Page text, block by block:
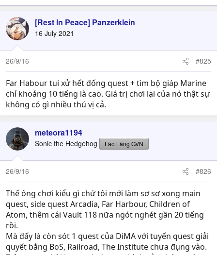
[Rest In Peace] Panzerklein
16 July 2021
26/9/16 #825
Far Habour tui xử hết đống quest + tìm bộ giáp Marine
chỉ khoảng 10 tiếng là cao. Giá trị chơi lại của nó thật sự
không có gì nhiều thú vị cả.
meteora1194
Sonic the Hedgehog Lão Làng GVN
26/9/16 #826
Thế ông chơi kiểu gì chứ tôi mới làm sơ sơ xong main
quest, side quest Arcadia, Far Harbour, Children of
Atom, thêm cái Vault 118 nữa ngót nghét gần 20 tiếng
rồi.
Mà đấy là còn sót 1 quest của DiMA với tuyến quest giải
quyết bằng BoS, Railroad, The Institute chưa đụng vào.